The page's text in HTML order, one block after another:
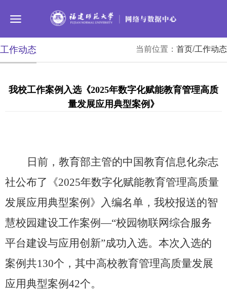
当前位置： 首页/工作动态
工作动态
我校工作案例入选《2025年数字化赋能教育管理高质
量发展应用典型案例》
日前，教育部主管的中国教育信息化杂志
社公布了《2025年数字化赋能教育管理高质量
发展应用典型案例》入编名单，我校报送的智
慧校园建设工作案例—“校园物联网综合服务
平台建设与应用创新”成功入选。本次入选的
案例共130个，其中高校教育管理高质量发展
应用典型案例42个。